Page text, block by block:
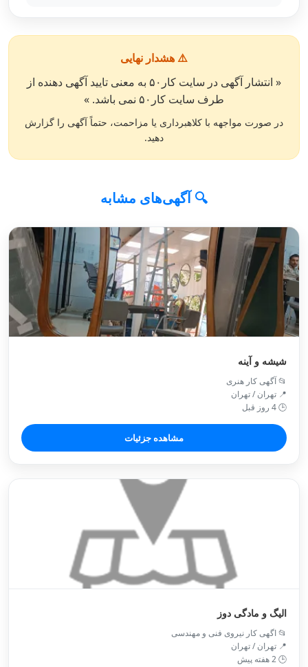
⚠️ هشدار نهایی
« انتشار آگهی در سایت کار۵۰ به معنی تایید آگهی دهنده از
طرف سایت کار۵۰ نمی باشد. »
در صورت مواجهه با کلاهبرداری یا مزاحمت، حتماً آگهی را گزارش
دهید.
🔍 آگهی‌های مشابه
شیشه و آینه
📂 آگهی کار هنری
📍 تهران / تهران
🕒 4 روز قبل
مشاهده جزئیات
الیگ و مادگی دوز
📂 اگهی کار نیروی فنی و مهندسی
📍 تهران / تهران
🕒 2 هفته پیش